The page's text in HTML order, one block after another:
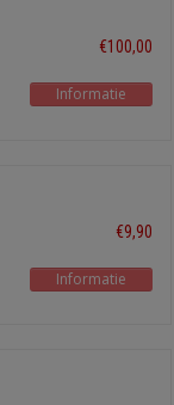
€100,00
Informatie
€9,90
Informatie